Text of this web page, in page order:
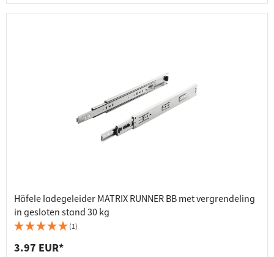
Häfele ladegeleider MATRIX RUNNER BB met vergrendeling
in gesloten stand 30 kg
(1)
3.97 EUR*